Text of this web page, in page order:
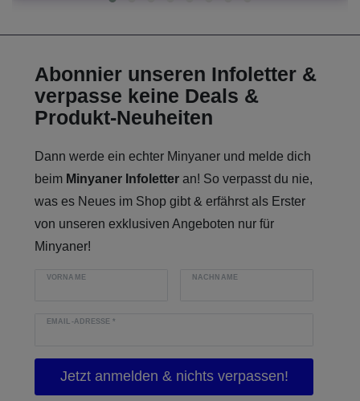
Abonnier unseren Infoletter &
verpasse keine Deals &
Produkt-Neuheiten
Dann werde ein echter Minyaner und melde dich
beim Minyaner Infoletter an! So verpasst du nie,
was es Neues im Shop gibt & erfährst als Erster
von unseren exklusiven Angeboten nur für
Minyaner!
VORNAME NACHNAME
EMAIL-ADRESSE*